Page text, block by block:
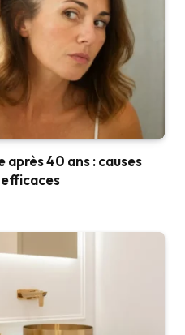
40 ans : causes